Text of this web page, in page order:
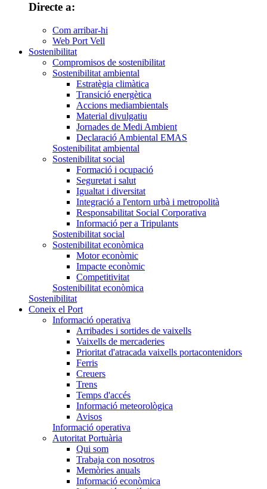
Directe a:
Com arribar-hi
Web Port Vell
Sostenibilitat
Compromisos de sostenibilitat
Sostenibilitat ambiental
Estratègia climàtica
Transició energètica
Accions mediambientals
Material divulgatiu
Jornades de Medi Ambient
Declaració Ambiental EMAS
Sostenibilitat ambiental
Sostenibilitat social
Formació i ocupació
Seguretat i salut
Igualtat i diversitat
Integració a l'entorn urbà i metropolità
Responsabilitat Social Corporativa
Informació per a Tripulants
Sostenibilitat social
Sostenibilitat econòmica
Motor econòmic
Impacte econòmic
Competitivitat
Sostenibilitat econòmica
Sostenibilitat
Coneix el Port
Informació operativa
Arribades i sortides de vaixells
Vaixells de mercaderies
Prioritat d'atracada vaixells portacontenidors
Ferris
Creuers
Trens
Temps d'accés
Informació meteorològica
Avisos
Informació operativa
Autoritat Portuària
Qui som
Trabaja con nosotros
Memòries anuals
Informació econòmica